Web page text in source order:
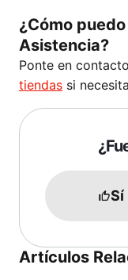
¿Cómo
Asistencia?
Ponte en
tiendas si
Sí
Artículos